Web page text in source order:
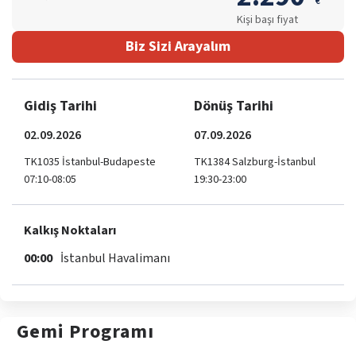
Kişi başı fiyat
Biz Sizi Arayalım
Gidiş Tarihi
02.09.2026
TK1035 İstanbul-Budapeste
07:10-08:05
Dönüş Tarihi
07.09.2026
TK1384 Salzburg-İstanbul
19:30-23:00
Kalkış Noktaları
00:00 İstanbul Havalimanı
Gemi Programı